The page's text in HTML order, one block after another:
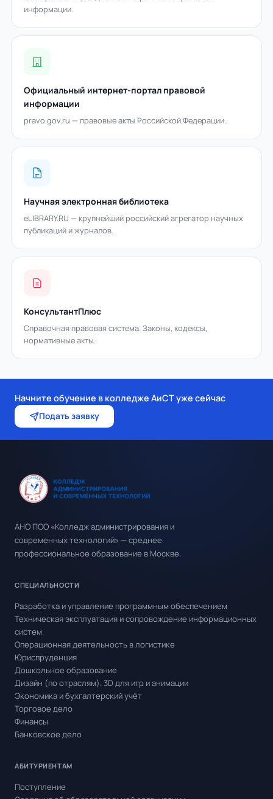
информации.
Официальный интернет-портал правовой
информации
pravo.gov.ru — правовые акты Российской Федерации.
Научная электронная библиотека
eLIBRARY.RU — крупнейший российский агрегатор научных
публикаций и журналов.
КонсультантПлюс
Справочная правовая система. Законы, кодексы,
нормативные акты.
Начните обучение в колледже АиСТ уже сейчас
Подать заявку
АНО ПОО «Колледж администрирования и
современных технологий» — среднее
профессиональное образование в Москве.
СПЕЦИАЛЬНОСТИ
Разработка и управление программным обеспечением
Техническая эксплуатация и сопровождение информационных
систем
Операционная деятельность в логистике
Юриспруденция
Дошкольное образование
Дизайн (по отраслям). 3D для игр и анимации
Экономика и бухгалтерский учёт
Торговое дело
Финансы
Банковское дело
АБИТУРИЕНТАМ
Поступление